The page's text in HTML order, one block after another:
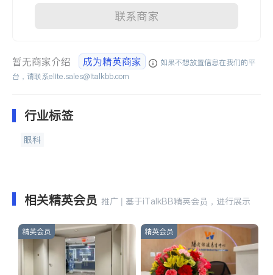
联系商家
暂无商家介绍 成为精英商家
如果不想放置信息在我们的平
台，请联系elite.sales@italkbb.com
行业标签
眼科
相关精英会员 推广 | 基于iTalkBB精英会员，进行展示
精英会员 精英会员